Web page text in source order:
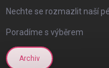
Nechte se rozmazlit naší
Poradíme s výběrem
Archiv